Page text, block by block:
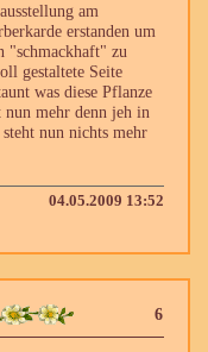
am
erstanden um
"schmackhaft" zu
gestaltete Seite
was diese Pflanze
nun mehr denn jeh in
nun nichts mehr
04.05.2009 13:52
6